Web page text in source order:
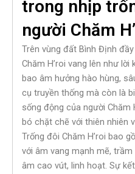
trong nhịp
người Chăm
Trên vùng đất Bình Định
Chăm H’roi vang lên như
bao âm hưởng hào hùng,
cụ truyền thống mà còn là
sống động của người Chăm
bó chặt chẽ với thiên nhiên
Trống đôi Chăm H’roi bao
với âm vang mạnh mẽ,
âm cao vút, linh hoạt. Sự